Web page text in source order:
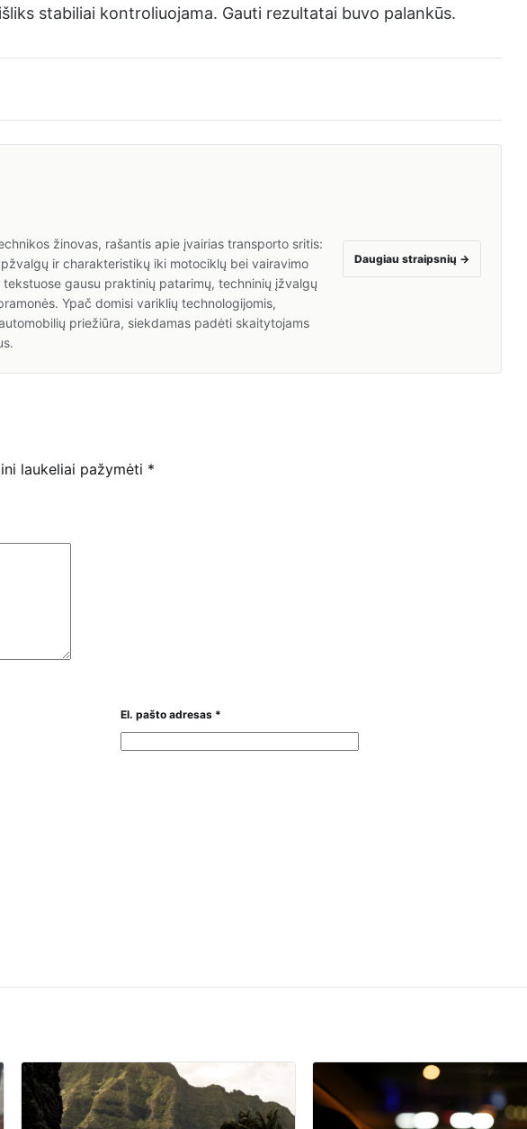
stabiliai kontroliuojama. Gauti rezultatai buvo palankūs.
žinovas, rašantis apie įvairias transporto sritis:
ir charakteristikų iki motociklų bei vairavimo
gausu praktinių patarimų, techninių įžvalgų
Ypač domisi variklių technologijomis,
priežiūra, siekdamas padėti skaitytojams
Daugiau straipsnių →
laukeliai pažymėti *
El. pašto adresas *